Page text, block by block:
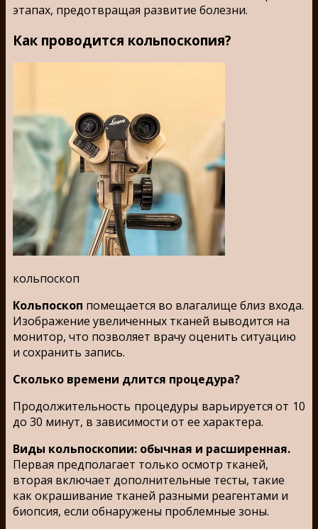
этапах, предотвращая развитие болезни.
Как проводится кольпоскопия?
кольпоскоп
Кольпоскоп помещается во влагалище близ входа.
Изображение увеличенных тканей выводится на
монитор, что позволяет врачу оценить ситуацию
и сохранить запись.
Сколько времени длится процедура?
Продолжительность процедуры варьируется от 10
до 30 минут, в зависимости от ее характера.
Виды кольпоскопии: обычная и расширенная.
Первая предполагает только осмотр тканей,
вторая включает дополнительные тесты, такие
как окрашивание тканей разными реагентами и
биопсия, если обнаружены проблемные зоны.